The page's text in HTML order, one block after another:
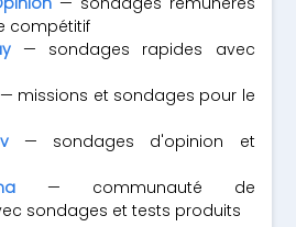
compétitif
— sondages rapides avec
missions et sondages pour le
— sondages d'opinion et
— communauté de
sondages et tests produits